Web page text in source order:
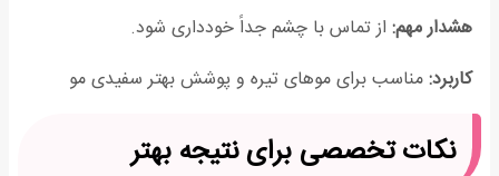
هشدار مهم: از تماس با چشم جداً خودداری شود.
کاربرد:مناسب برای موهای تیره و پوشش بهتر سفیدی مو
نکات تخصصی برای نتیجه بهتر